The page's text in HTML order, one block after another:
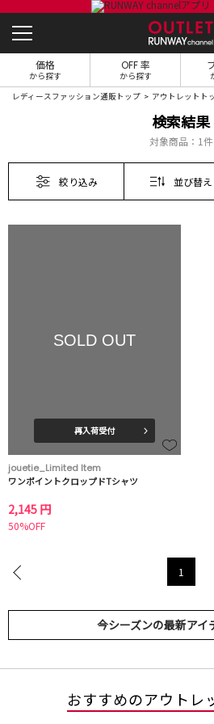
価格
から探す
OFF 率
から探す
レディースファッション通販トップ アウトレットト
検索結果
対象商品： 1件
絞り込み 並び替え
SOLD OUT
再入荷受付
jouetie_Limited Item
ワンポイントクロップドTシャツ
2,145 円
50%OFF
1
今シーズンの最新アイ
おすすめのアウトレ